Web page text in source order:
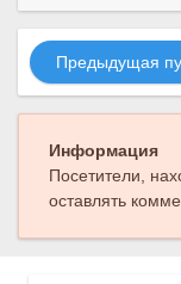
Предыдущая
Информация
Посетители,
оставлять